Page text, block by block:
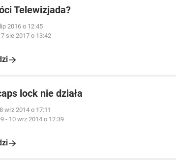
Telewizjada?
2016 o 12:45
sie 2017 o 13:42
lock nie działa
8 wrz 2014 o 17:11
- 10 wrz 2014 o 12:39